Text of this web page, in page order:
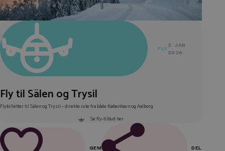
FLY
2. JAN
2026
Fly til Sälen og Trysil
Flybilletter til Sälen og Trysil – direkte rute fra både København og Aalborg
Se fly-tilbud her
GEM DEL